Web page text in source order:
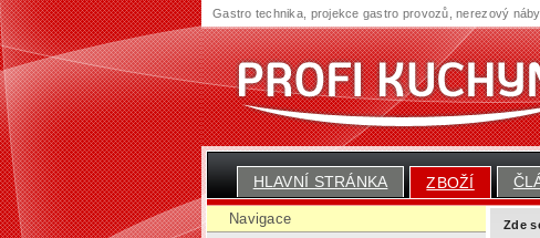
HLAVNÍ STRÁNKA ZBOŽÍ
Navigace Zde
Gastro technika, projekce gastro provozů, nerezový